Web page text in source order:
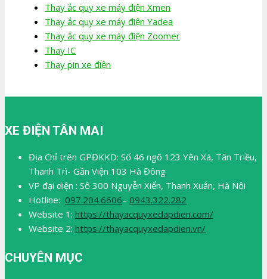
Thay ắc quy xe máy điện Xmen
Thay ắc quy xe máy điện Yadea
Thay ắc quy xe máy điện Zoomer
Thay IC
Thay pin xe điện
XE ĐIỆN TÂN MAI
Địa Chỉ trên GPĐKKD: Số 46 ngõ 123 Yên Xá, Tân Triều,
Thanh Trì- Gần Viện 103 Hà Đông
VP đại diện : Số 300 Nguyễn Xiển, Thanh Xuân, Hà Nội
Hotline: 097.204.6606– 0943.322.282
Website 1: https://thayacquyxedapdien.com/
Website 2: https://thayacquyxedapdien.vn/
CHUYÊN MỤC